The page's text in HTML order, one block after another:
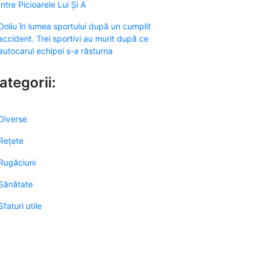
Picioarele Lui Și A
în lumea sportului după un cumplit
Trei sportivi au murit după ce
echipei s-a răsturna
utile